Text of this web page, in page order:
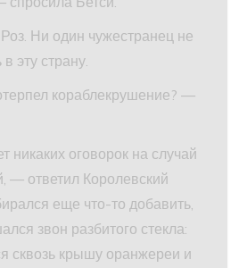
Ни один чужестранец не
эту страну.
кораблекрушение? —
никаких оговорок на случай
— ответил Королевский
еще что-то добавить,
звон разбитого стекла:
сквозь крышу оранжереи и